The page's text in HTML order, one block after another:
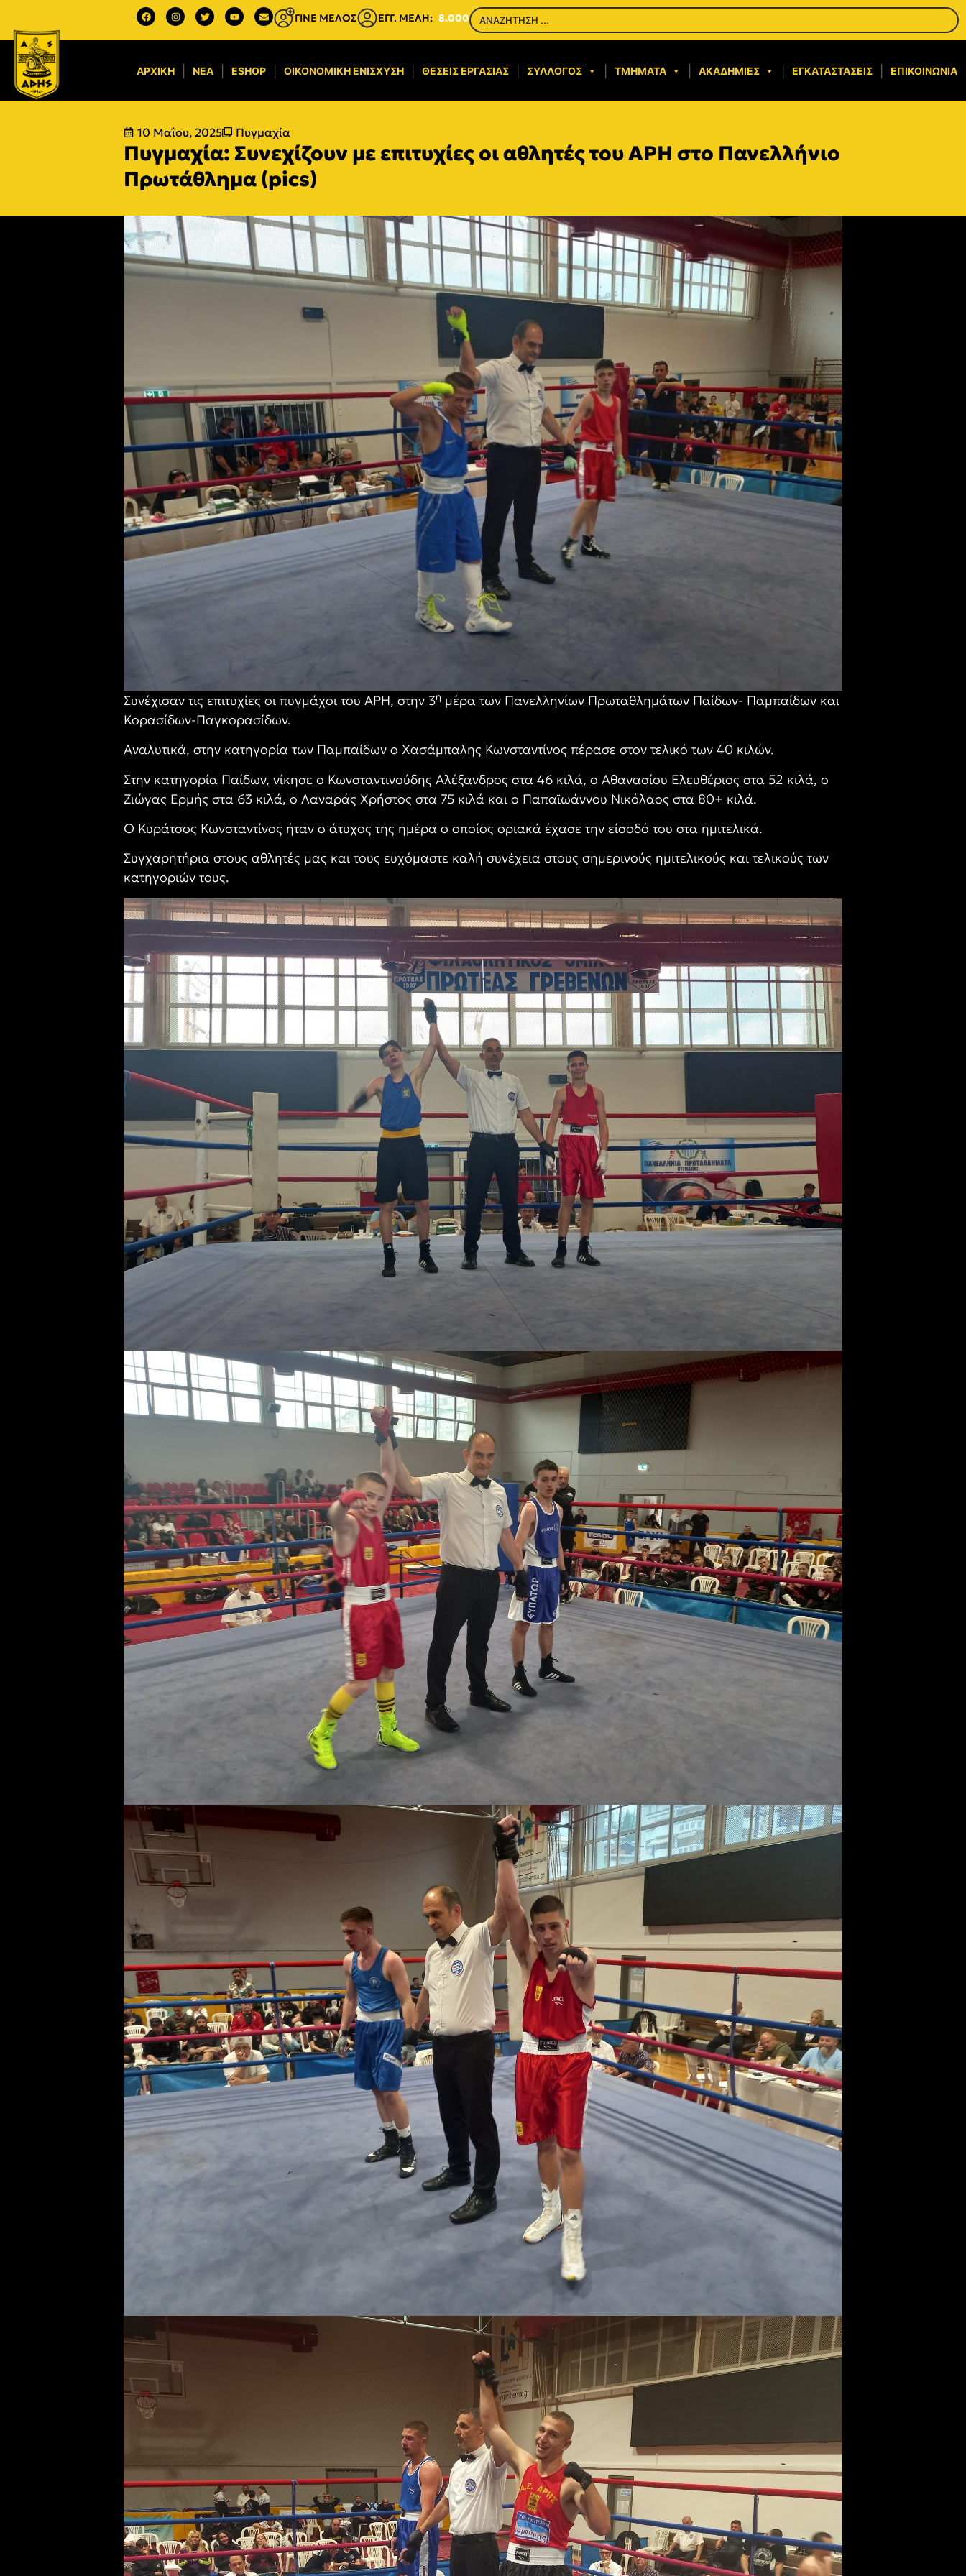
ΓΙΝΕ ΜΕΛΟΣ ΕΓΓ. ΜΕΛΗ: 8.000
ΑΡΧΙΚΉ ΝΈΑ ESHOP ΟΙΚΟΝΟΜΙΚΉ ΕΝΊΣΧΥΣΗ​ ΘΈΣΕΙΣ ΕΡΓΑΣΊΑΣ ΣΎΛΛΟΓΟΣ ΤΜΉΜΑΤΑ ΑΚΑΔΗΜΊΕΣ ΕΓΚΑΤΑΣΤΆΣΕΙΣ ΕΠΙΚΟΙΝΩΝΊΑ
10 Μαΐου, 2025 Πυγμαχία
Πυγμαχία: Συνεχίζουν με επιτυχίες οι αθλητές του ΑΡΗ στο Πανελλήνιο
Πρωτάθλημα (pics)
Συνέχισαν τις επιτυχίες οι πυγμάχοι του ΑΡΗ, στην 3η μέρα των Πανελληνίων Πρωταθλημάτων Παίδων- Παμπαίδων και
Κορασίδων-Παγκορασίδων.
Αναλυτικά, στην κατηγορία των Παμπαίδων ο Χασάμπαλης Κωνσταντίνος πέρασε στον τελικό των 40 κιλών.
Στην κατηγορία Παίδων, νίκησε ο Κωνσταντινούδης Αλέξανδρος στα 46 κιλά, ο Αθανασίου Ελευθέριος στα 52 κιλά, ο
Ζιώγας Ερμής στα 63 κιλά, ο Λαναράς Χρήστος στα 75 κιλά και ο Παπαϊωάννου Νικόλαος στα 80+ κιλά.
Ο Κυράτσος Κωνσταντίνος ήταν ο άτυχος της ημέρα ο οποίος οριακά έχασε την είσοδό του στα ημιτελικά.
Συγχαρητήρια στους αθλητές μας και τους ευχόμαστε καλή συνέχεια στους σημερινούς ημιτελικούς και τελικούς των
κατηγοριών τους.